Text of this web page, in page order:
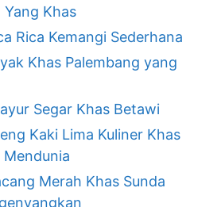
Khas
Rica Kemangi Sederhana
Khas Palembang yang
Segar Khas Betawi
Kaki Lima Kuliner Khas
Mendunia
Merah Khas Sunda